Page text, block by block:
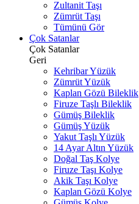
Zultanit Taşı
Zümrüt Taşı
Tümünü Gör
Çok Satanlar
Çok Satanlar
Geri
Kehribar Yüzük
Zümrüt Yüzük
Kaplan Gözü Bileklik
Firuze Taşlı Bileklik
Gümüş Bileklik
Gümüş Yüzük
Yakut Taşlı Yüzük
14 Ayar Altın Yüzük
Doğal Taş Kolye
Firuze Taşı Kolye
Akik Taşı Kolye
Kaplan Gözü Kolye